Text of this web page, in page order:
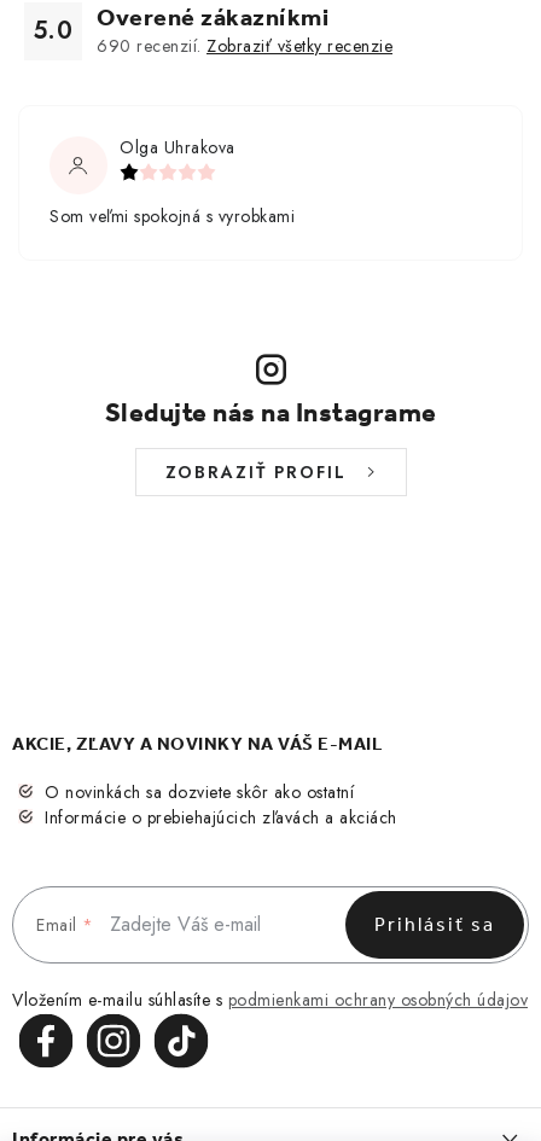
5.0 Overené zákazníkmi
690 recenzií. Zobraziť všetky recenzie
Olga Uhrakova
Som veľmi spokojná s vyrobkami
Sledujte nás na Instagrame
ZOBRAZIŤ PROFIL
AKCIE, ZĽAVY A NOVINKY NA VÁŠ E-MAIL
O novinkách sa dozviete skôr ako ostatní
Informácie o prebiehajúcich zľavách a akciách
Email
Vložením e-mailu súhlasíte s podmienkami ochrany osobných údajov
Prihlásiť sa
á